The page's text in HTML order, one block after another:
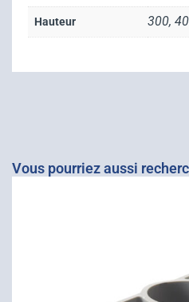
Hauteur 300,
Vous pourriez aussi